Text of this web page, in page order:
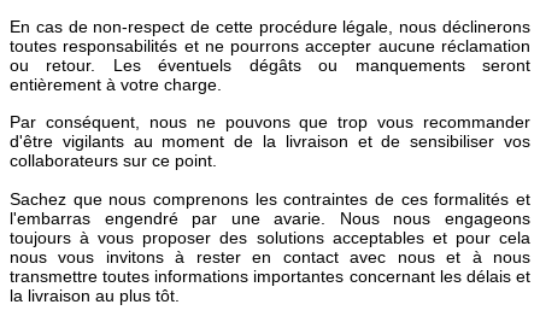
En cas de non-respect de cette procédure légale, nous déclinerons
toutes responsabilités et ne pourrons accepter aucune réclamation
ou retour. Les éventuels dégâts ou manquements seront
entièrement à votre charge.
Par conséquent, nous ne pouvons que trop vous recommander
d'être vigilants au moment de la livraison et de sensibiliser vos
collaborateurs sur ce point.
Sachez que nous comprenons les contraintes de ces formalités et
l'embarras engendré par une avarie. Nous nous engageons
toujours à vous proposer des solutions acceptables et pour cela
nous vous invitons à rester en contact avec nous et à nous
transmettre toutes informations importantes concernant les délais et
la livraison au plus tôt.